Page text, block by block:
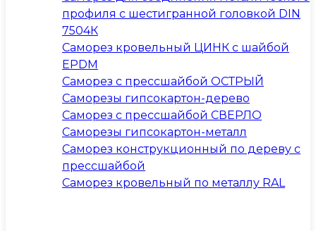
профиля с шестигранной головкой DIN
7504К
Саморез кровельный ЦИНК с шайбой
EPDM
Саморез с прессшайбой ОСТРЫЙ
Саморезы гипсокартон-дерево
Саморез с прессшайбой СВЕРЛО
Саморезы гипсокартон-металл
Саморез конструкционный по дереву с
прессшайбой
Саморез кровельный по металлу RAL